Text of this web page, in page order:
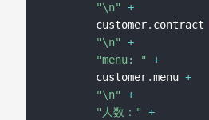
"\n"
+
        customer
. contract
"\n"
+
"menu: "
+
        customer
.menu +
"\n"
+
"人数："
+